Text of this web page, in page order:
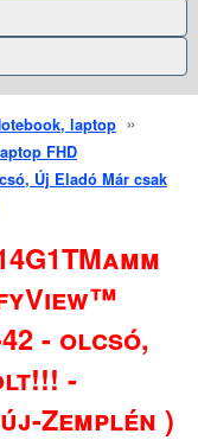
laptop »
FHD
Új Eladó Már csak
- olcsó,
-
Zemplén )